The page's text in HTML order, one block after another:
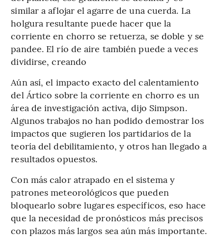
similar a aflojar el agarre de una cuerda. La
holgura resultante puede hacer que la
corriente en chorro se retuerza, se doble y se
pandee. El río de aire también puede a veces
dividirse, creando
Aún así, el impacto exacto del calentamiento
del Ártico sobre la corriente en chorro es un
área de investigación activa, dijo Simpson.
Algunos trabajos no han podido demostrar los
impactos que sugieren los partidarios de la
teoría del debilitamiento, y otros han llegado a
resultados opuestos.
Con más calor atrapado en el sistema y
patrones meteorológicos que pueden
bloquearlo sobre lugares específicos, eso hace
que la necesidad de pronósticos más precisos
con plazos más largos sea aún más importante.